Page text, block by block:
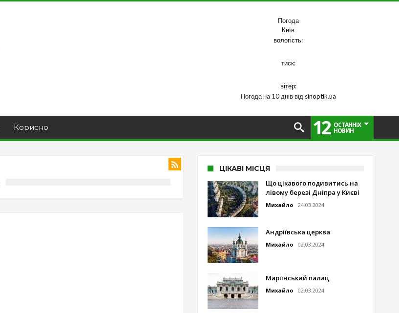
Погода
Київ
вологість:
тиск:
вітер:
Погода на 10 днів від sinoptik.ua
Корисно 12 ОСТАННІХ
НОВИН
ЦІКАВІ МІСЦЯ
Що цікавого подивитись на
лівому березі Дніпра у Києві
Михайло 24.03.2024
Андріївська церква
Михайло 02.03.2024
Маріїнський палац
Михайло 02.03.2024